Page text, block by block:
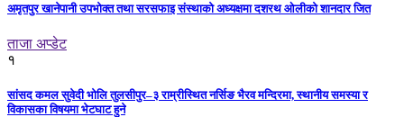
अमृतपुर खानेपानी उपभोक्त तथा सरसफाइ संस्थाको अध्यक्षमा दशरथ ओलीको शानदार जित
ताजा अप्डेट
१
सांसद कमल सुवेदी भोलि तुलसीपुर–३ राम्रीस्थित नर्सिङ भैरव मन्दिरमा, स्थानीय समस्या र
विकासका विषयमा भेटघाट हुने